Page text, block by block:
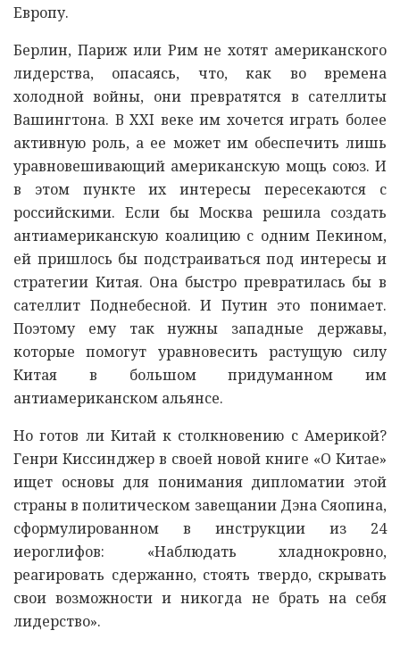
Европу.
Берлин, Париж или Рим не хотят американского
лидерства, опасаясь, что, как во времена
холодной войны, они превратятся в сателлиты
Вашингтона. В XXI веке им хочется играть более
активную роль, а ее может им обеспечить лишь
уравновешивающий американскую мощь союз. И
в этом пункте их интересы пересекаются с
российскими. Если бы Москва решила создать
антиамериканскую коалицию с одним Пекином,
ей пришлось бы подстраиваться под интересы и
стратегии Китая. Она быстро превратилась бы в
сателлит Поднебесной. И Путин это понимает.
Поэтому ему так нужны западные державы,
которые помогут уравновесить растущую силу
Китая в большом придуманном им
антиамериканском альянсе.
Но готов ли Китай к столкновению с Америкой?
Генри Киссинджер в своей новой книге «О Китае»
ищет основы для понимания дипломатии этой
страны в политическом завещании Дэна Сяопина,
сформулированном в инструкции из 24
иероглифов: «Наблюдать хладнокровно,
реагировать сдержанно, стоять твердо, скрывать
свои возможности и никогда не брать на себя
лидерство».